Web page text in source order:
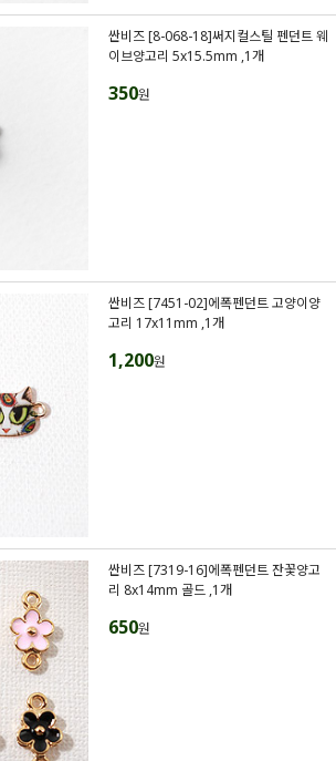
싼비즈 [8-068-18]써지컬스틸 펜던트 웨
이브양고리 5x15.5mm ,1개
350원
싼비즈 [7451-02]에폭펜던트 고양이양
고리 17x11mm ,1개
1,200원
싼비즈 [7319-16]에폭펜던트 잔꽃양고
리 8x14mm 골드 ,1개
650원